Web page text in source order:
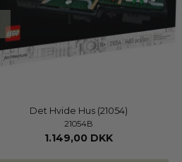
Det Hvide Hus (21054)
21054B
1.149,00 DKK